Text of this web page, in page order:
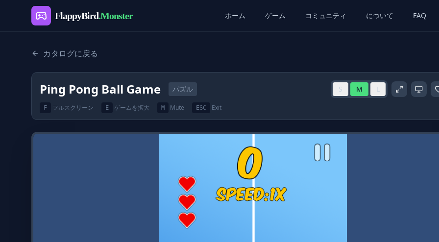
FlappyBird.Monster ホーム ゲーム コミュニティ について FAQ
カタログに戻る
Ping Pong Ball Game パズル S M L
F フルスクリーン E ゲームを拡大 M Mute ESC Exit